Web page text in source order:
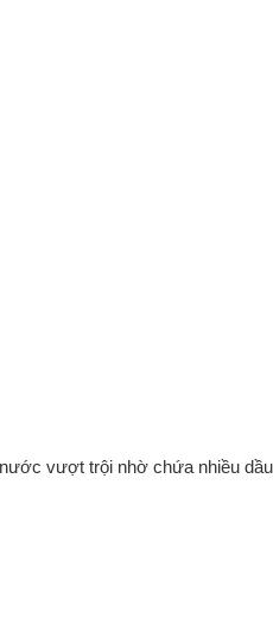
vượt trội nhờ chứa nhiều